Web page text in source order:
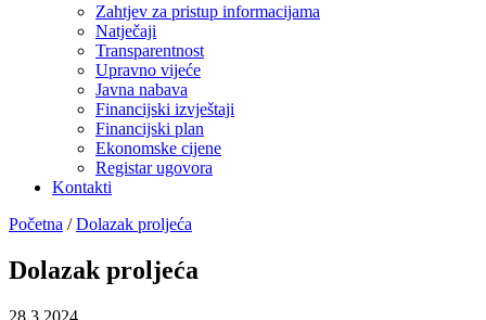
Zahtjev za pristup informacijama
Natječaji
Transparentnost
Upravno vijeće
Javna nabava
Financijski izvještaji
Financijski plan
Ekonomske cijene
Registar ugovora
Kontakti
Početna / Dolazak proljeća
Dolazak proljeća
28.3.2024.